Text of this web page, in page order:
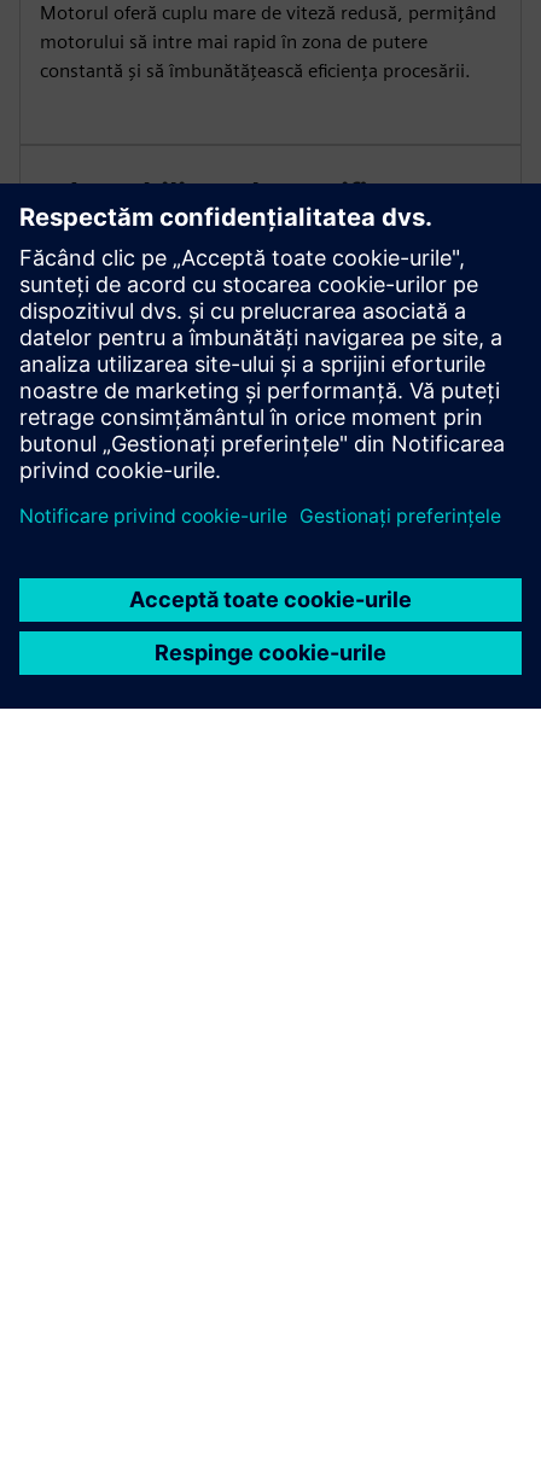
Motorul oferă cuplu mare de viteză redusă, permițând
motorului să intre mai rapid în zona de putere
constantă și să îmbunătățească eficiența procesării.
Adaptabilitate la certificare
globală
1PH3 Pro are mai multe certificări internaționale:
CE/EAC/UKCA/UL, pentru a respecta reglementările,
pentru a spori competitivitatea pieței și a extinde
afacerile globale.